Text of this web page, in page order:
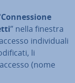
Con­nes­sio­ne
” nella finestra
in­di­vi­dua­li
li
(nome